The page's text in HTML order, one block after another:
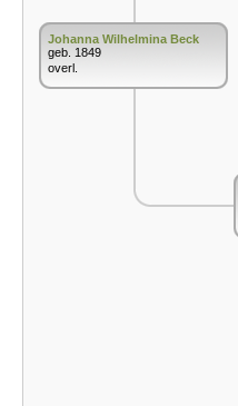
Johanna Wilhelmina Beck
geb. 1849
overl.